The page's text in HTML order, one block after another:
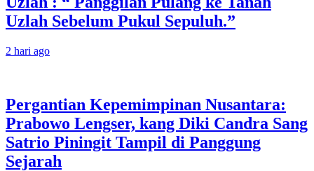
Uzlah Sebelum Pukul Sepuluh.”
2 hari ago
Pergantian Kepemimpinan Nusantara:
Prabowo Lengser, kang Diki Candra Sang
Satrio Piningit Tampil di Panggung
Sejarah